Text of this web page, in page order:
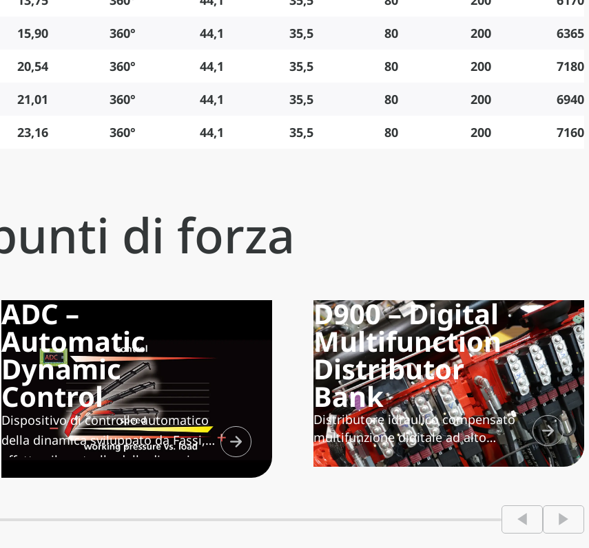
15,90 360° 44,1 35,5 80 200
6365
20,54 360° 44,1 35,5 80 200
7180
21,01 360° 44,1 35,5 80 200
6940
23,16 360° 44,1 35,5 80 200 7160
di forza
ADC –
Automatic
Dynamic
Control
Dispositivo di controllo automatico
della dinamica sviluppato da Fassi,
effettua il controllo della dinamica su
tutte le funzioni della gru
movimento in funzione del carico
D900 – Digital
Multifunction
Distributor
Bank
Distributore idraulico compensato
multifunzione digitale ad alto
litraggio, con sistema
superlativa. Abbinato al sistema
Fassi XF (Extra Fast) garantisce